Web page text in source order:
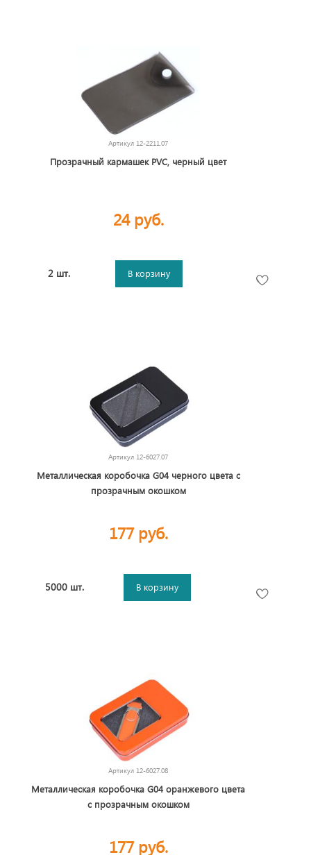
Артикул 12-2211.07
Прозрачный кармашек PVC, черный цвет
24 руб.
2 шт. В корзину
Артикул 12-6027.07
Металлическая коробочка G04 черного цвета с
прозрачным окошком
177 руб.
5000 шт. В корзину
Артикул 12-6027.08
Металлическая коробочка G04 оранжевого цвета
с прозрачным окошком
177 руб.